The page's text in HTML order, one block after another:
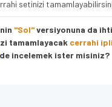
setinizi
"Sol"versiyonuna da
tamamlayacak cerrahi
de incelemek ister misiniz?